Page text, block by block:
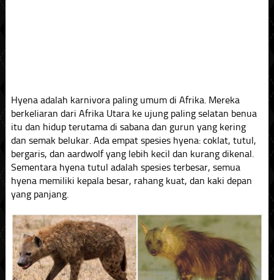
Hyena adalah karnivora paling umum di Afrika. Mereka
berkeliaran dari Afrika Utara ke ujung paling selatan benua
itu dan hidup terutama di sabana dan gurun yang kering
dan semak belukar. Ada empat spesies hyena: coklat, tutul,
bergaris, dan aardwolf yang lebih kecil dan kurang dikenal.
Sementara hyena tutul adalah spesies terbesar, semua
hyena memiliki kepala besar, rahang kuat, dan kaki depan
yang panjang.